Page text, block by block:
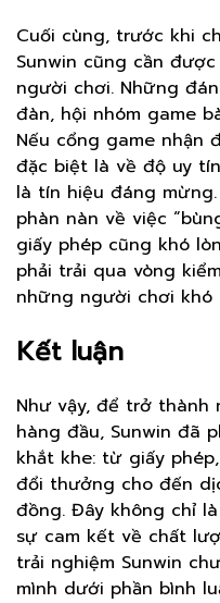
Cuối cùng, trước khi
Sunwin cũng cần
người chơi. Những
đàn, hội nhóm game
Nếu cổng game nhận
đặc biệt là về độ uy
là tín hiệu đáng
phàn nàn về việc
giấy phép cũng khó
phải trải qua vòng
những người chơi khó
Kết luận
Như vậy, để trở
hàng đầu, Sunwin đã
khắt khe: từ giấy
đổi thưởng cho đến
đồng. Đây không chỉ
sự cam kết về chất
trải nghiệm Sunwin
mình dưới phần bình